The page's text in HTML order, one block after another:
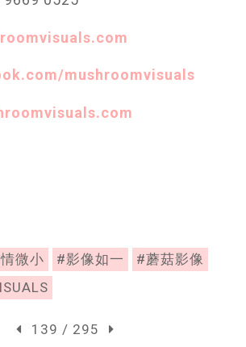
mushroomvisuals
微小 #影像如一
#蘑菇影像
139 / 295